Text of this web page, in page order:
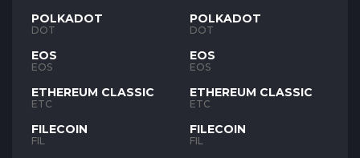
POLKADOT
DOT
EOS
EOS
ETHEREUM CLASSIC
ETC
FILECOIN
FIL
POLKADOT
DOT
EOS
EOS
ETHEREUM CLASSIC
ETC
FILECOIN
FIL